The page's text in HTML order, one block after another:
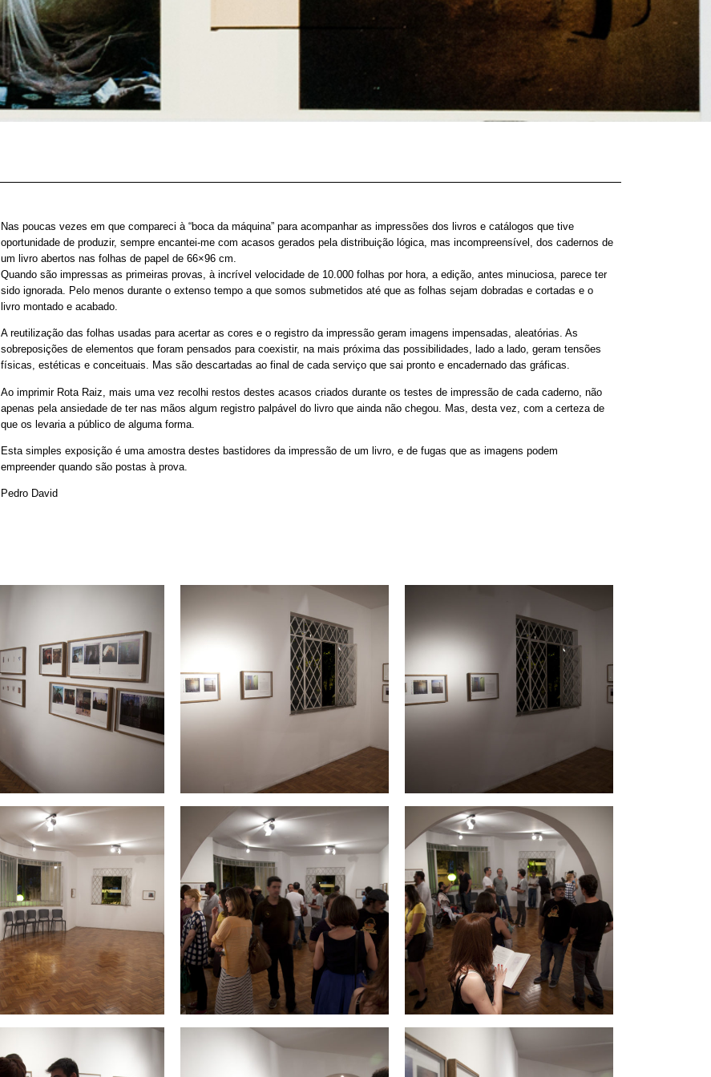
Nas poucas vezes em que compareci à “boca da máquina” para acompanhar as impressões dos livros e catálogos que tive
oportunidade de produzir, sempre encantei-me com acasos gerados pela distribuição lógica, mas incompreensível, dos cadernos de
um livro abertos nas folhas de papel de 66×96 cm.
Quando são impressas as primeiras provas, à incrível velocidade de 10.000 folhas por hora, a edição, antes minuciosa, parece ter
sido ignorada. Pelo menos durante o extenso tempo a que somos submetidos até que as folhas sejam dobradas e cortadas e o
livro montado e acabado.
A reutilização das folhas usadas para acertar as cores e o registro da impressão geram imagens impensadas, aleatórias. As
sobreposições de elementos que foram pensados para coexistir, na mais próxima das possibilidades, lado a lado, geram tensões
físicas, estéticas e conceituais. Mas são descartadas ao final de cada serviço que sai pronto e encadernado das gráficas.
Ao imprimir Rota Raiz, mais uma vez recolhi restos destes acasos criados durante os testes de impressão de cada caderno, não
apenas pela ansiedade de ter nas mãos algum registro palpável do livro que ainda não chegou. Mas, desta vez, com a certeza de
que os levaria a público de alguma forma.
Esta simples exposição é uma amostra destes bastidores da impressão de um livro, e de fugas que as imagens podem
empreender quando são postas à prova.
Pedro David